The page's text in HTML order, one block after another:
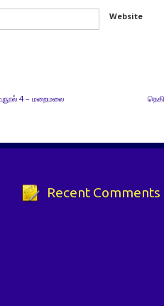
Website
4 – மறைமலை
Recent Comments